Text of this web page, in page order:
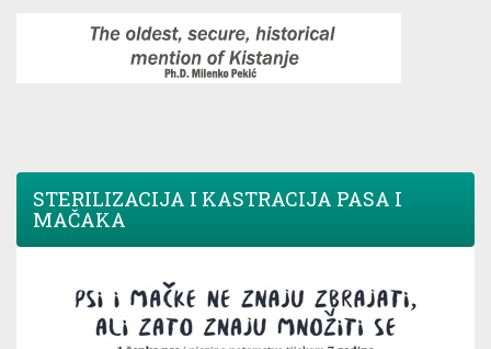
STERILIZACIJA I KASTRACIJA PASA I
MAČAKA